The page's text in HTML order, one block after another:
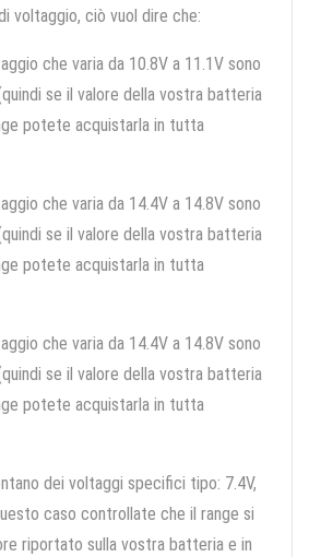
voltaggio, ciò vuol dire che:
che varia da 10.8V a 11.1V sono
se il valore della vostra batteria
potete acquistarla in tutta
che varia da 14.4V a 14.8V sono
se il valore della vostra batteria
potete acquistarla in tutta
che varia da 14.4V a 14.8V sono
se il valore della vostra batteria
potete acquistarla in tutta
dei voltaggi specifici tipo: 7.4V,
caso controllate che il range si
riportato sulla vostra batteria e in